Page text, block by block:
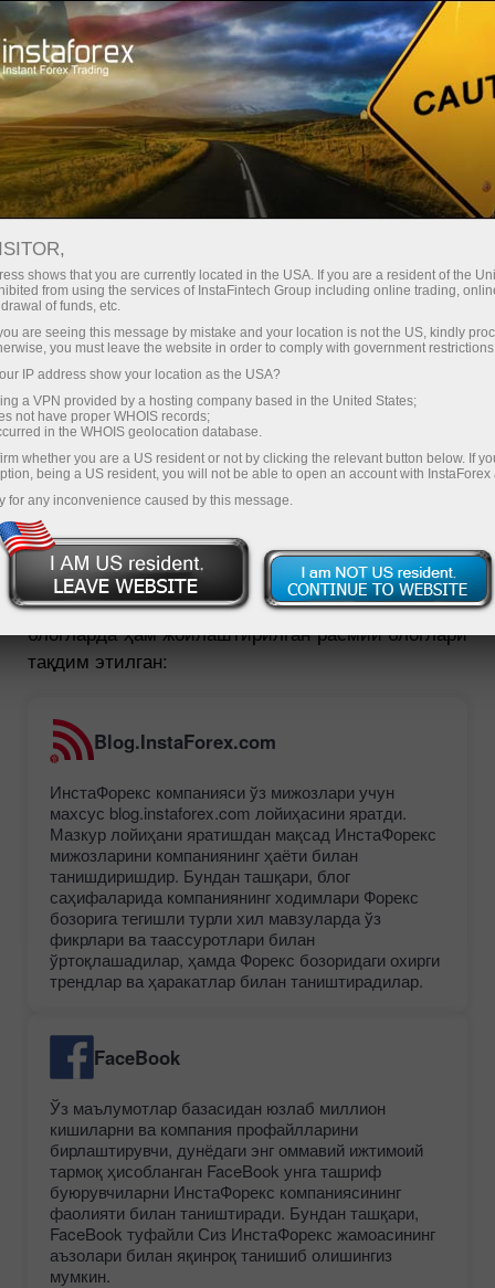
Танаффуз қил Биз ижтимоий тармоқлардамиз
БРОКЕРИНИНГ
КОРПОРАТИВ БЛОГЛАРИ
Савдо ҳисоб-варағини очиш
Демо-ҳисоб-варағини очиш
Қуйида ИнстаФорекс компаниясининг хусусий
порталида ҳам, blog-community ижтимой
блогларда ҳам жойлаштирилган расмий блоглари
тақдим этилган:
Blog.InstaForex.com
ИнстаФорекс компанияси ўз мижозлари учун
махсус blog.instaforex.com лойиҳасини яратди.
Мазкур лойиҳани яратишдан мақсад ИнстаФорекс
мижозларини компаниянинг ҳаёти билан
танишдиришдир. Бундан ташқари, блог
саҳифаларида компаниянинг ходимлари Форекс
бозорига тегишли турли хил мавзуларда ўз
фикрлари ва таассуротлари билан
ўртоқлашадилар, ҳамда Форекс бозоридаги охирги
трендлар ва ҳаракатлар билан таништирадилар.
FaceBook
Ўз маълумотлар базасидан юзлаб миллион
кишиларни ва компания профайлларини
бирлаштирувчи, дунёдаги энг оммавий ижтимоий
тармоқ ҳисобланган FaceBook унга ташриф
буюрувчиларни ИнстаФорекс компаниясининг
фаолияти билан таништиради. Бундан ташқари,
FaceBook туфайли Сиз ИнстаФорекс жамоасининг
аъзолари билан яқинроқ танишиб олишингиз
мумкин.
shows that you are currently located in the USA. If you are a resident of the
from using the services of InstaFintech Group including online trading,
of funds, etc.
are seeing this message by mistake and your location is not the US, kindly
you must leave the website in order to comply with government
IP address show your location as the USA?
a VPN provided by a hosting company based in the United States;
not have proper WHOIS records;
in the WHOIS geolocation database.
whether you are a US resident or not by clicking the relevant button below. If
being a US resident, you will not be able to open an account with InstaForex
for any inconvenience caused by this message.